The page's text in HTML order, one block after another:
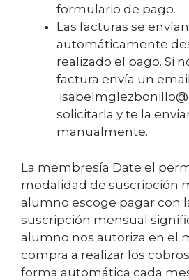
formulario de pago.
Las facturas se
automáticamente
realizado el pago. Si
factura envía un
solicitarla y te la
manualmente.
La membresía Date el
modalidad de suscripción
alumno escoge pagar con
suscripción mensual
alumno nos autoriza en el
compra a realizar los
forma automática cada